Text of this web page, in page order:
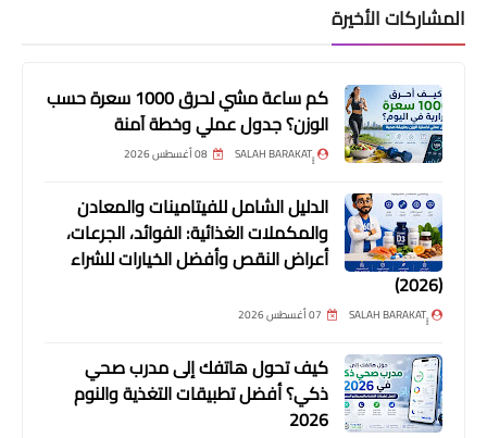
المشاركات الأخيرة
كم ساعة مشي لحرق 1000 سعرة حسب
الوزن؟ جدول عملي وخطة آمنة
08 أغسطس 2026
الدليل الشامل للفيتامينات والمعادن
والمكملات الغذائية: الفوائد، الجرعات،
أعراض النقص وأفضل الخيارات للشراء
(2026)
07 أغسطس 2026
كيف تحول هاتفك إلى مدرب صحي
ذكي؟ أفضل تطبيقات التغذية والنوم
2026